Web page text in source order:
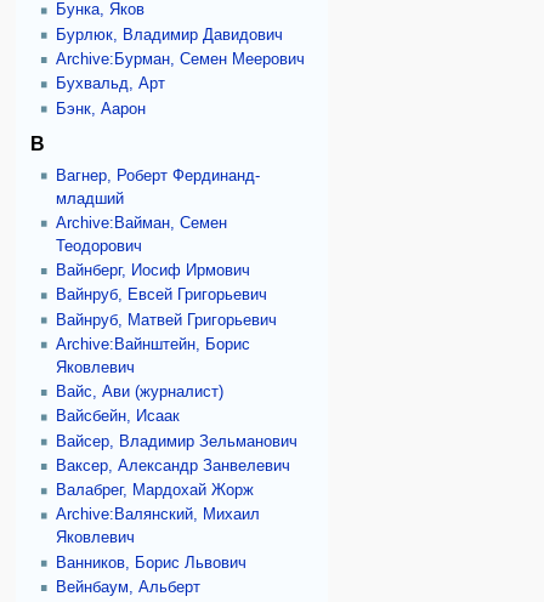
Бунка, Яков
Бурлюк, Владимир Давидович
Archive:Бурман, Семен Меерович
Бухвальд, Арт
Бэнк, Аарон
В
Вагнер, Роберт Фердинанд-
младший
Archive:Вайман, Семен
Теодорович
Вайнберг, Иосиф Ирмович
Вайнруб, Евсей Григорьевич
Вайнруб, Матвей Григорьевич
Archive:Вайнштейн, Борис
Яковлевич
Вайс, Ави (журналист)
Вайсбейн, Исаак
Вайсер, Владимир Зельманович
Ваксер, Александр Занвелевич
Валабрег, Мардохай Жорж
Archive:Валянский, Михаил
Яковлевич
Ванников, Борис Львович
Вейнбаум, Альберт